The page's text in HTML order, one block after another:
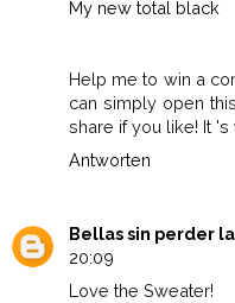
My new total black
Help me to win a
can simply open
share if you like! It
Antworten
Bellas sin perder
20:09
Love the Sweater!